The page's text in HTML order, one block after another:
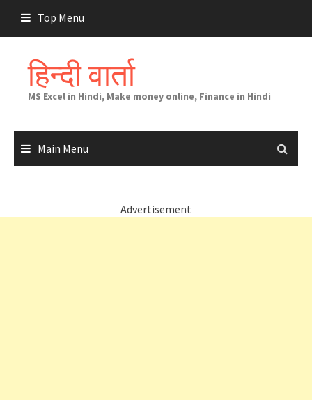
content
Top Menu
हिन्दी वार्ता
MS Excel in Hindi, Make money online, Finance in Hindi
Main Menu
Advertisement